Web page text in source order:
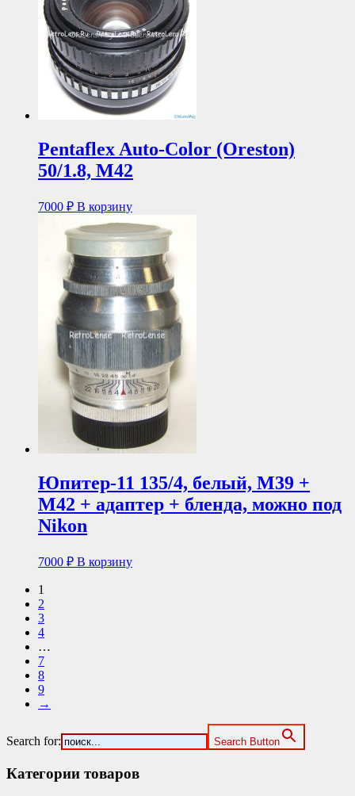
Pentaflex Auto-Color (Oreston)
50/1.8, М42
7000 ₽ В корзину
Юпитер-11 135/4, белый, М39 +
М42 + адаптер + бленда, можно под
Nikon
7000 ₽ В корзину
1
2
3
4
…
7
8
9
→
Search for: Search Button
Категории товаров